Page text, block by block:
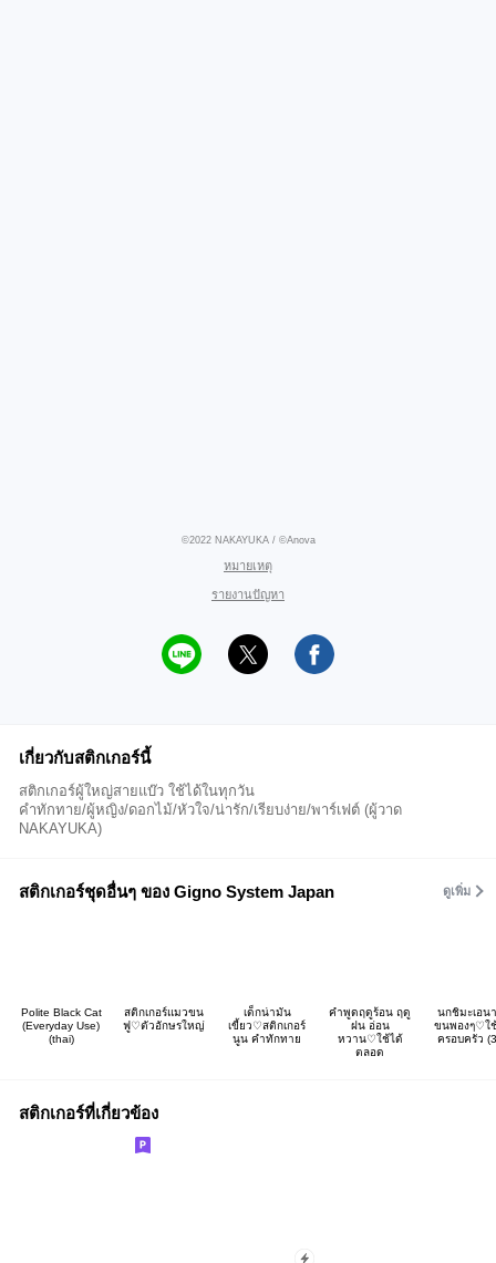
©2022 NAKAYUKA / ©Anova
หมายเหตุ
รายงานปัญหา
เกี่ยวกับสติกเกอร์นี้
สติกเกอร์ผู้ใหญ่สายแบ๊ว ใช้ได้ในทุกวัน
คำทักทาย/ผู้หญิง/ดอกไม้/หัวใจ/น่ารัก/เรียบง่าย/พาร์เฟต์ (ผู้วาด
NAKAYUKA)
สติกเกอร์ชุดอื่นๆ ของ Gigno System Japan ดูเพิ่ม
Polite Black Cat
(Everyday Use)
(thai)
สติกเกอร์แมวขน
ฟู♡ตัวอักษรใหญ่
เด็กน่ามัน
เขี้ยว♡สติกเกอร์
นูน คำทักทาย
คำพูดฤดูร้อน ฤดู
ฝน อ่อน
หวาน♡ใช้ได้
ตลอด
นกชิมะเอน
ขนพองๆ♡ใ
ครอบครัว
สติกเกอร์ที่เกี่ยวข้อง